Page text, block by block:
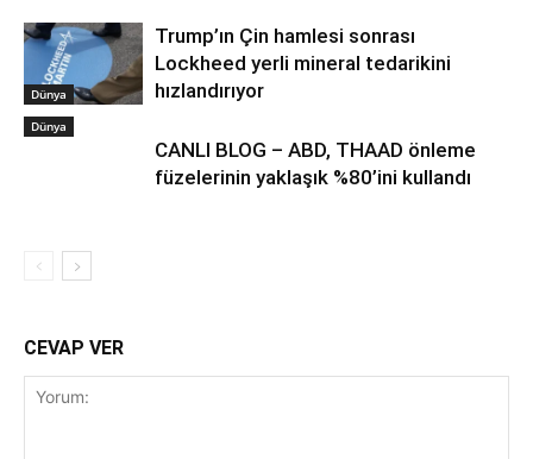
Dünya
Trump’ın Çin hamlesi sonrası
Lockheed yerli mineral tedarikini
hızlandırıyor
Dünya
CANLI BLOG – ABD, THAAD önleme
füzelerinin yaklaşık %80’ini kullandı
CEVAP VER